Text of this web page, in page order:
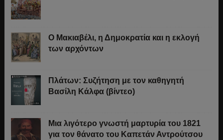
Ο Μακιαβέλι, η Δημοκρατία και η εκλογή
των αρχόντων
Πλάτων: Συζήτηση με τον καθηγητή
Βασίλη Κάλφα (βίντεο)
Μια λιγότερο γνωστή μαρτυρία του 1821
για τον θάνατο του Καπετάν Αντρούτσου